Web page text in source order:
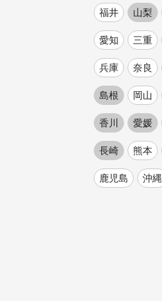
福井 山梨
愛知 三重
兵庫 奈良
島根 岡山
香川 愛媛
長崎 熊本
鹿児島 沖縄